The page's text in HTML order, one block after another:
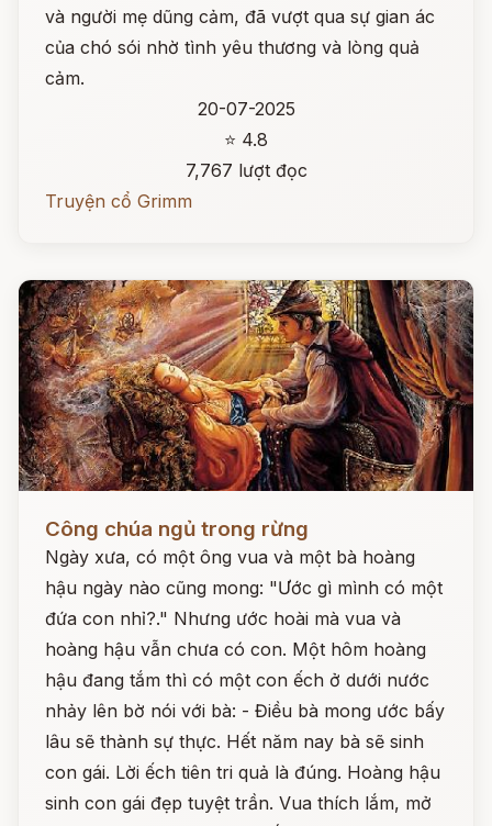
và người mẹ dũng cảm, đã vượt qua sự gian ác
của chó sói nhờ tình yêu thương và lòng quả
cảm.
20-07-2025
⭐ 4.8
7,767 lượt đọc
Truyện cổ Grimm
Công chúa ngủ trong rừng
Ngày xưa, có một ông vua và một bà hoàng
hậu ngày nào cũng mong: "Ước gì mình có một
đứa con nhỉ?." Nhưng ước hoài mà vua và
hoàng hậu vẫn chưa có con. Một hôm hoàng
hậu đang tắm thì có một con ếch ở dưới nước
nhảy lên bờ nói với bà: - Điều bà mong ước bấy
lâu sẽ thành sự thực. Hết năm nay bà sẽ sinh
con gái. Lời ếch tiên tri quả là đúng. Hoàng hậu
sinh con gái đẹp tuyệt trần. Vua thích lắm, mở